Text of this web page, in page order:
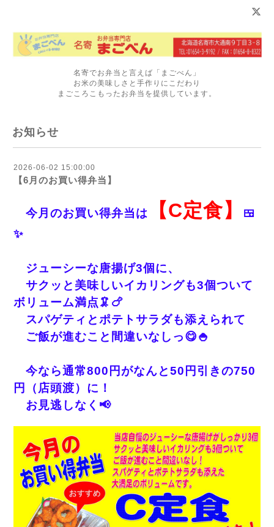
名寄でお弁当と言えば「まごべん」
お米の美味しさと手作りにこだわり
まごころこもったお弁当を提供しています。
お知らせ
2026-06-02 15:00:00
【6月のお買い得弁当】
今月のお買い得弁当は 【C定食】
🍱
✨
ジューシーな唐揚げ3個に、
サクッと美味しいイカリングも3個ついて
ボリューム満点🦑🍗
スパゲティとポテトサラダも添えられて
ご飯が進むこと間違いなしっ😋🍚
今なら通常800円がなんと50円引きの750
円（店頭渡）に！
お見逃しなく📢